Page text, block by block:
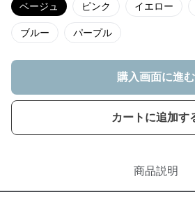
ベージュ ピンク イエロー
ブルー パープル
購入画面に進む
カートに追加す
商品説明